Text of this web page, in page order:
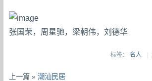
张国荣，周星驰，梁朝伟，刘德华
标签： 名人 |
上一篇 »潮汕民居